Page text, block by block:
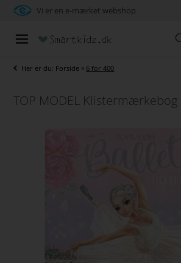
Vi er en e-mærket webshop
Her er du: Forside » 6 for 400
TOP MODEL